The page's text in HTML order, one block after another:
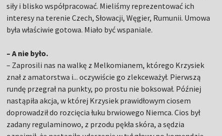
siły i blisko współpracować. Mieliśmy reprezentować ich
interesy na terenie Czech, Słowacji, Węgier, Rumunii. Umowa
była właściwie gotowa. Miało być wspaniale.
– A nie było.
– Zaprosili nas na walkę z Melkomianem, którego Krzysiek
znał z amatorstwa i... oczywiście go zlekceważył. Pierwszą
rundę przegrał na punkty, po prostu nie boksował. Później
nastąpiła akcja, w której Krzysiek prawidłowym ciosem
doprowadził do rozcięcia łuku brwiowego Niemca. Cios był
zadany regulaminowo, z przodu pękła skóra, a sędzia